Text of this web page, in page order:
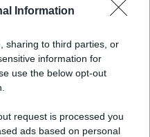
Information
sharing to third parties, or
information for
use the below opt-out
request is processed you
ads based on personal